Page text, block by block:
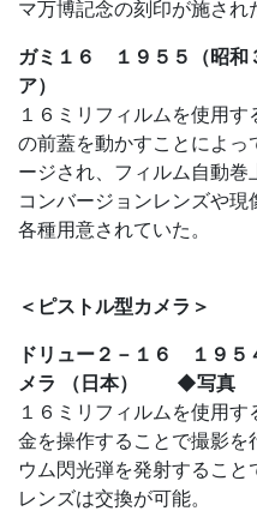
マ万博記念の刻印が施され
ガミ１６ １９５５（昭和
ア）
１６ミリフィルムを使用
の前蓋を動かすことによっ
ージされ、フィルム自動
コンバージョンレンズや
各種用意されていた。
＜ピストル型カメラ＞
ドリュー２－１６ １９
メラ （日本） ◆写真
１６ミリフィルムを使用
金を操作することで撮影
ウム閃光弾を発射すること
レンズは交換が可能。